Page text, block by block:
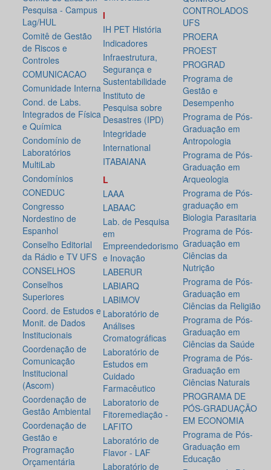
Pesquisa - Campus
Lag/HUL
Comitê de Gestão
de Riscos e
Controles
COMUNICACAO
Comunidade Interna
Cond. de Labs.
Integrados de Física
e Química
Condomínio de
Laboratórios
MultiLab
Condomínios
CONEDUC
Congresso
Nordestino de
Espanhol
Conselho Editorial
da Rádio e TV UFS
CONSELHOS
Conselhos
Superiores
Coord. de Estudos e
Monit. de Dados
Institucionais
Coordenação de
Comunicação
Institucional
(Ascom)
Coordenação de
Gestão Ambiental
Coordenação de
Gestão e
Programação
Orçamentária
I
IH PET História
Indicadores
Infraestrutura,
Segurança e
Sustentabilidade
Instituto de
Pesquisa sobre
Desastres (IPD)
Integridade
International
ITABAIANA
L
LAAA
LABAAC
Lab. de Pesquisa
em
Empreendedorismo
e Inovação
LABERUR
LABIARQ
LABIMOV
Laboratório de
Análises
Cromatográficas
Laboratório de
Estudos em
Cuidado
Farmacêutico
Laboratorio de
Fitoremediação -
LAFITO
Laboratório de
Flavor - LAF
Laboratório de
CONTROLADOS
UFS
PROERA
PROEST
PROGRAD
Programa de
Gestão e
Desempenho
Programa de Pós-
Graduação em
Antropologia
Programa de Pós-
Graduação em
Arqueologia
Programa de Pós-
graduação em
Biologia Parasitaria
Programa de Pós-
Graduação em
Ciências da
Nutrição
Programa de Pós-
Graduação em
Ciências da Religião
Programa de Pós-
Graduação em
Ciências da Saúde
Programa de Pós-
Graduação em
Ciências Naturais
PROGRAMA DE
PÓS-GRADUAÇÃO
EM ECONOMIA
Programa de Pós-
Graduação em
Educação